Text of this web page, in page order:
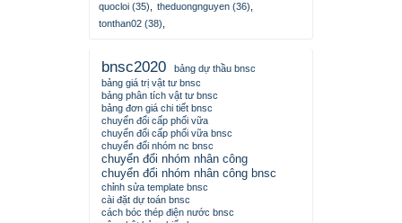
quocloi (35)
theduongnguyen (36)
tonthan02 (38)
bnsc2020
bảng dự thầu bnsc
bảng giá trị vật tư bnsc
bảng phân tích vật tư bnsc
bảng đơn giá chi tiết bnsc
chuyển đổi cấp phối vữa
chuyển đổi cấp phối vữa bnsc
chuyển đổi nhóm nc bnsc
chuyển đổi nhóm nhân công
chuyển đổi nhóm nhân công bnsc
chỉnh sửa template bnsc
cài đặt dự toán bnsc
cách bóc thép điện nước bnsc